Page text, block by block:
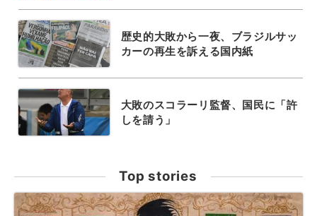
歴史的大敗から一夜、ブラジルサッ
カーの再生を訴える国内紙
大敗のスコラーリ監督、国民に「許
しを請う」
Top stories